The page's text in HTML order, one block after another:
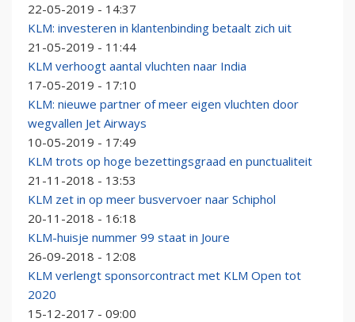
22-05-2019 - 14:37
KLM: investeren in klantenbinding betaalt zich uit
21-05-2019 - 11:44
KLM verhoogt aantal vluchten naar India
17-05-2019 - 17:10
KLM: nieuwe partner of meer eigen vluchten door
wegvallen Jet Airways
10-05-2019 - 17:49
KLM trots op hoge bezettingsgraad en punctualiteit
21-11-2018 - 13:53
KLM zet in op meer busvervoer naar Schiphol
20-11-2018 - 16:18
KLM-huisje nummer 99 staat in Joure
26-09-2018 - 12:08
KLM verlengt sponsorcontract met KLM Open tot
2020
15-12-2017 - 09:00